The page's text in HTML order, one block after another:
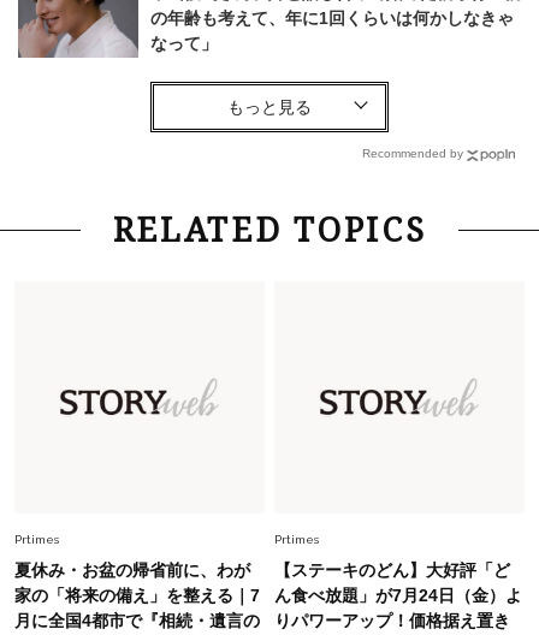
の年齢も考えて、年に1回くらいは何かしなきゃ
なって」
Lifestyle
「お若いですね」は褒め言葉？“若い＝美しい”と
Lifestyle 2026.8.6
26年夏の【開運アクション】は”ひと拭き”習
幸福感”に目が向いた」ライフスタイルも、服も
Fashion 2026.7.16
白黒でもこんなに華やぐ！40代、夏の「甘めト
Recommended by
RELATED TOPICS
Prtimes
夏休み・お盆の帰省前に、わが
家の「将来の備え」を整える｜7
月に全国4都市で『相続・遺言の
Prtimes
【ステーキのどん】大好評「ど
ん食べ放題」が7月24日（金）よ
りパワーアップ！価格据え置き